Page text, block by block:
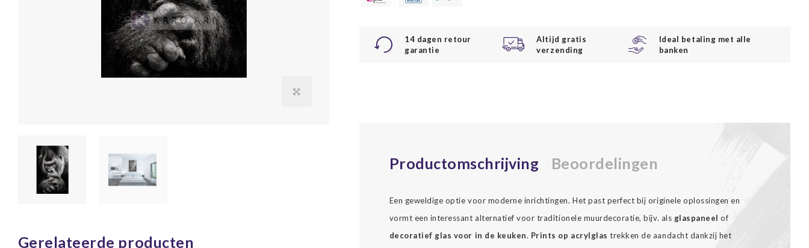
Gerelateerde producten
14 dagen retour
garantie
Altijd gratis
verzending
Ideal betaling met alle
banken
Productomschrijving Beoordelingen
Een geweldige optie voor moderne inrichtingen. Het past perfect bij originele oplossingen en
vormt een interessant alternatief voor traditionele muurdecoratie, bijv. als glaspaneel of
decoratief glas voor in de keuken. Prints op acrylglas trekken de aandacht dankzij het